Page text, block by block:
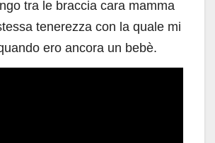
tra le braccia cara mamma
tenerezza con la quale mi
ero ancora un bebè.